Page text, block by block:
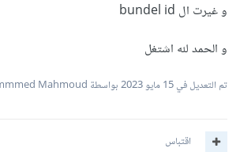
و غيرت ال bundel id
و الحمد لله اشتغل
تم التعديل في15 مايو 2023 بواسطة Mohammmed Mahmoud
اقتباس